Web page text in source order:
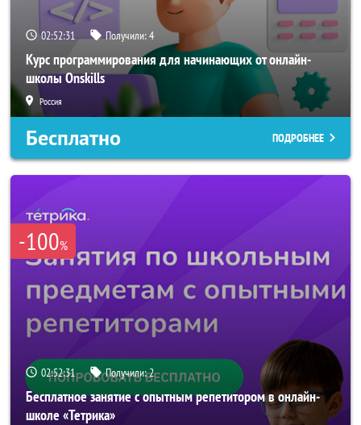
02:52:31 Получили:4
Курс программирования для начинающих от онлайн-
школы Onskills
Россия
Бесплатно ПОДРОБНЕЕ
-100%
02:52:31 Получили:2
Бесплатное занятие с опытным репетитором в онлайн-
школе «Тетрика»